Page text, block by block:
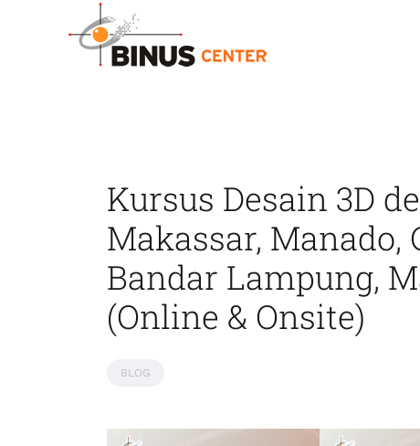
Kursus Desain 3D
Makassar, Manado,
Bandar Lampung,
(Online & Onsite)
BLOG